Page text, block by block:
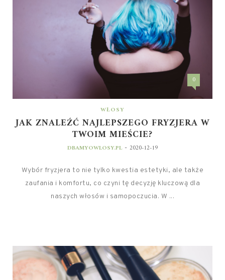
0
WŁOSY
JAK ZNALEŹĆ NAJLEPSZEGO FRYZJERA W
TWOIM MIEŚCIE?
DBAMYOWLOSY.PL - 2020-12-19
Wybór fryzjera to nie tylko kwestia estetyki, ale także
zaufania i komfortu, co czyni tę decyzję kluczową dla
naszych włosów i samopoczucia. W ...